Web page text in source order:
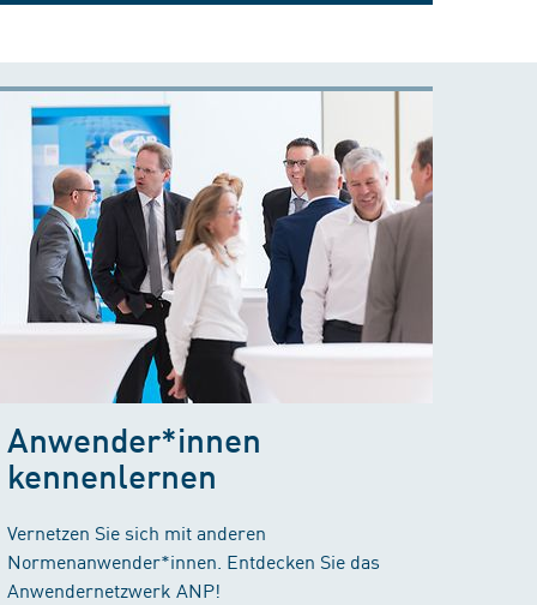
Anwender*innen
kennenlernen
Vernetzen Sie sich mit anderen
Normenanwender*innen. Entdecken Sie das
Anwendernetzwerk ANP!